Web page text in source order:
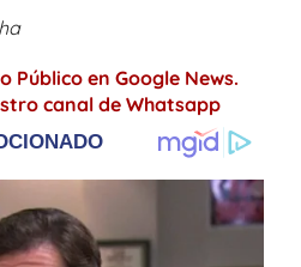
Público en Google News.
canal de Whatsapp